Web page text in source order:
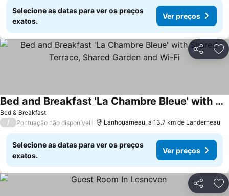
Selecione as datas para ver os preços
exatos.
Ver preços
Partilhar
Bed & Breakfast
Bed and Breakfast 'La Chambre Bleue' with Shared Terrace, Shared Garden and Wi-Fi
Ver preços
/ Pontuação não disponível Lanhouarneau, a 13.7 km de Landerneau
Selecione as datas para ver os preços
exatos.
Ver preços
Partilhar